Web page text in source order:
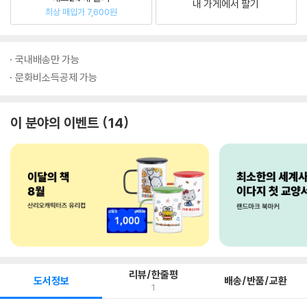
최상 매입가 7,600원
내 가게에서 팔기
국내배송만 가능
문화비소득공제 가능
이 분야의 이벤트 14
도서정보 리뷰/한줄평
1 배송/반품/교환